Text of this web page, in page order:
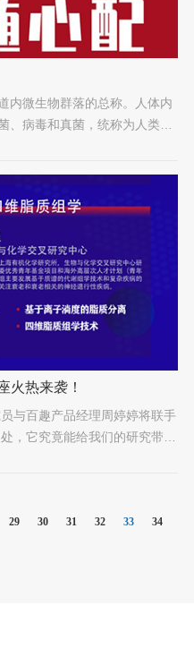
内微生物群落的总称。人体内
、病毒和真菌，统称为人类微
母体环境，其中绝大多数定
展中发挥着核心作用。此外，
响代谢物的水平进而调控机体
谢物参与脑肠轴，影响色氨
火热来袭！
与百趣产品经理周婷婷将联手
，它究竟能给我们的研究带来
码，立即预约直播！
29 30 31 32 33 34